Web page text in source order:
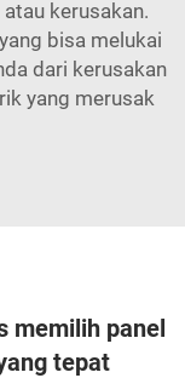
kerusakan.
bisa melukai
dari kerusakan
yang merusak
memilih panel
tepat